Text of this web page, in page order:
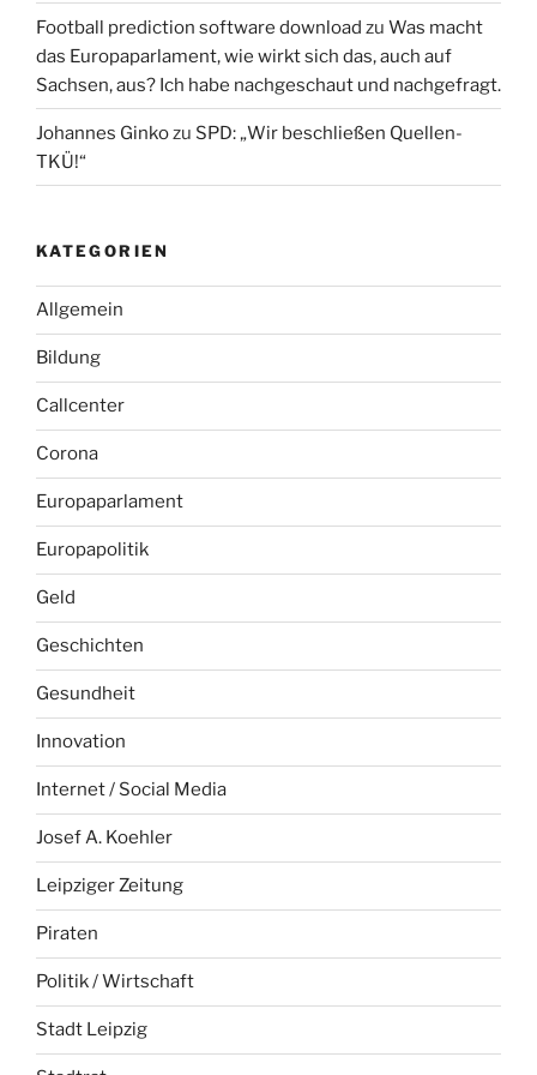
Football prediction software download zu Was macht
das Europaparlament, wie wirkt sich das, auch auf
Sachsen, aus? Ich habe nachgeschaut und nachgefragt.
Johannes Ginkozu SPD: „Wir beschließen Quellen-
TKÜ!“
KATEGORIEN
Allgemein
Bildung
Callcenter
Corona
Europaparlament
Europapolitik
Geld
Geschichten
Gesundheit
Innovation
Internet / Social Media
Josef A. Koehler
Leipziger Zeitung
Piraten
Politik / Wirtschaft
Stadt Leipzig